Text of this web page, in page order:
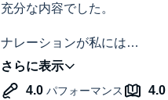
充分な内容でした。
ナレーションが私には
重たく感じてしまい
濃い内容が頭に入りづらかっ